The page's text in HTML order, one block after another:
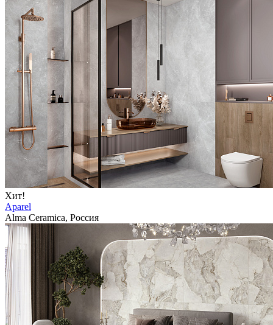
Хит!
Aparel
Alma Ceramica, Россия